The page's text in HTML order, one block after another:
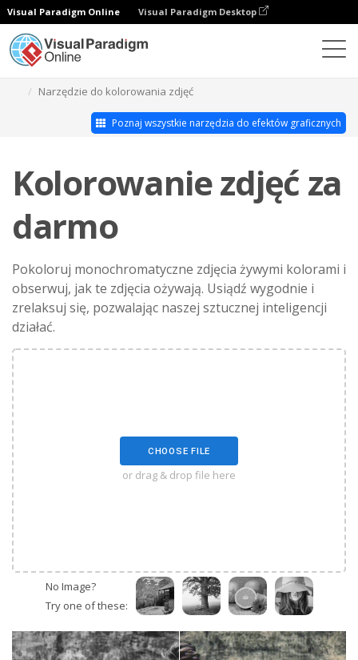
Visual Paradigm Online Visual Paradigm Desktop
Narzędzie do kolorowania zdjęć
Poznaj wszystkie narzędzia do efektów graficznych
Kolorowanie zdjęć za
darmo
Pokoloruj monochromatyczne zdjęcia żywymi kolorami i
obserwuj, jak te zdjęcia ożywają. Usiądź wygodnie i
zrelaksuj się, pozwalając naszej sztucznej inteligencji
działać.
CHOOSE FILE
or drag & drop file here
No Image?
Try one of these: